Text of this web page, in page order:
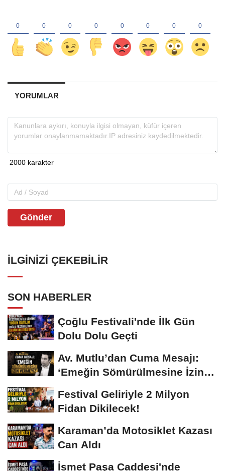
YORUMLAR
Gönder
İLGINIZI ÇEKEBILIR
SON HABERLER
Çoğlu Festivali'nde İlk Gün
Dolu Dolu Geçti
Av. Mutlu’dan Cuma Mesajı:
‘Emeğin Sömürülmesine İzin
Festival Geliriyle 2 Milyon
Fidan Dikilecek!
Karaman’da Motosiklet Kazası
Can Aldı
İsmet Paşa Caddesi'nde